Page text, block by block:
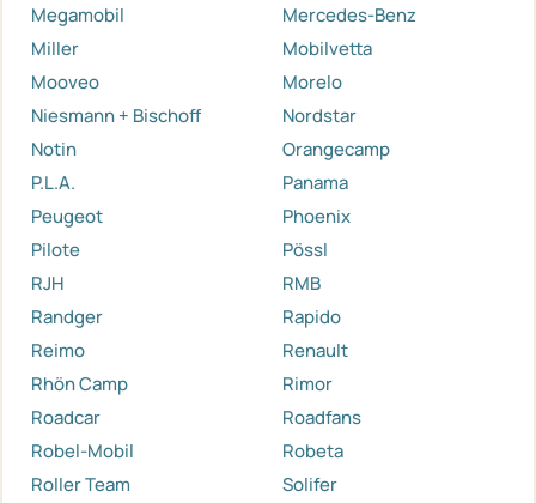
Megamobil
Mercedes-Benz
Miller
Mobilvetta
Mooveo
Morelo
Niesmann + Bischoff
Nordstar
Notin
Orangecamp
P.L.A.
Panama
Peugeot
Phoenix
Pilote
Pössl
RJH
RMB
Randger
Rapido
Reimo
Renault
Rhön Camp
Rimor
Roadcar
Roadfans
Robel-Mobil
Robeta
Roller Team
Solifer